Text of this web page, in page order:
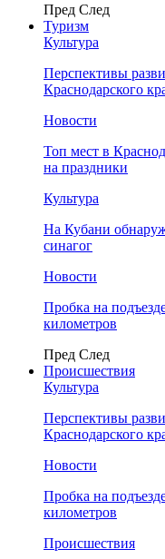
Пред След
Туризм
Культура
Перспективы
Краснодарского
Новости
Топ мест в
на праздники
Культура
На Кубани
синагог
Новости
Пробка на
километров
Пред След
Происшествия
Культура
Перспективы
Краснодарского
Новости
Пробка на
километров
Происшествия